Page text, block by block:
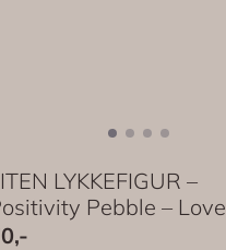
LYKKEFIGUR –
Pebble – Love